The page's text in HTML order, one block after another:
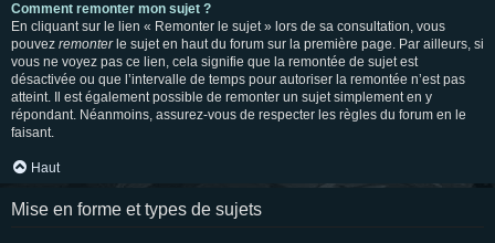
Comment remonter mon sujet ?
En cliquant sur le lien « Remonter le sujet » lors de sa consultation, vous
pouvez remonterle sujet en haut du forum sur la première page. Par ailleurs, si
vous ne voyez pas ce lien, cela signifie que la remontée de sujet est
désactivée ou que l’intervalle de temps pour autoriser la remontée n’est pas
atteint. Il est également possible de remonter un sujet simplement en y
répondant. Néanmoins, assurez-vous de respecter les règles du forum en le
faisant.
Haut
Mise en forme et types de sujets